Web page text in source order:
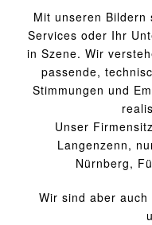
Mit unseren
Services oder Ihr
in Szene. Wir
passende,
Stimmungen und
Unser
Langenzenn,
Nürnberg,
Wir sind aber